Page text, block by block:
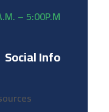
– 5:00P.M.
Social Info